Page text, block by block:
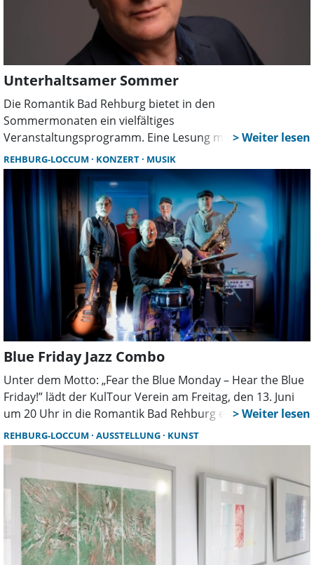
Unterhaltsamer Sommer
Die Romantik Bad Rehburg bietet in den
Sommermonaten ein vielfältiges
Veranstaltungsprogramm. Eine Lesung mit dem
Schauspieler Stefan Merki findet am 26. Juni statt. Er liest
aus „Schloss Gripsholm” vor.
REHBURG-LOCCUM KONZERT MUSIK
Blue Friday Jazz Combo
Unter dem Motto: „Fear the Blue Monday – Hear the Blue
Friday!” lädt der KulTour Verein am Freitag, den 13. Juni
um 20 Uhr in die Romantik Bad Rehburg ein.
REHBURG-LOCCUM AUSSTELLUNG KUNST